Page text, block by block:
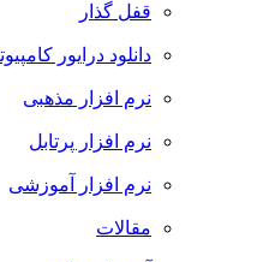
قفل گذار
دانلود درایور
نرم افزار مذهبی
نرم افزار پرتابل
نرم افزار آموزشی
مقالات